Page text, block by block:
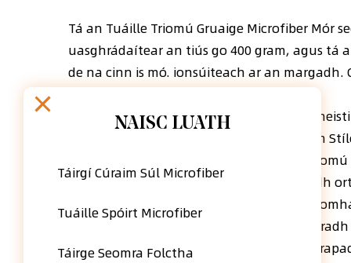
Tá an Tuáille Triomú Gruaige Microfiber Mór
uasghrádaítear an tiús go 400 gram, agus
de na cinn is mó. ionsúiteach ar an
go tapa chun fanacht úr.
DHÁ MÉID CHUN GACH CINEÁL GRUAIG
gruaig ghearr, etc .; Méid XL (10"，do Gach
Soft and Super Lightweight: Tá tuáille
Tá sé lightweight agus bog, agus ní bheidh
haghaidh taistil, trá, spóirt, campála,
CRUA agus éasca le húsáid: Déanann
seirbhíse. Ní bheidh sé stróiceadh nó a
NAISC LUATH
Táirgí Cúraim Súl Microfiber
Tuáille Spóirt Microfiber
Táirge Seomra Folctha